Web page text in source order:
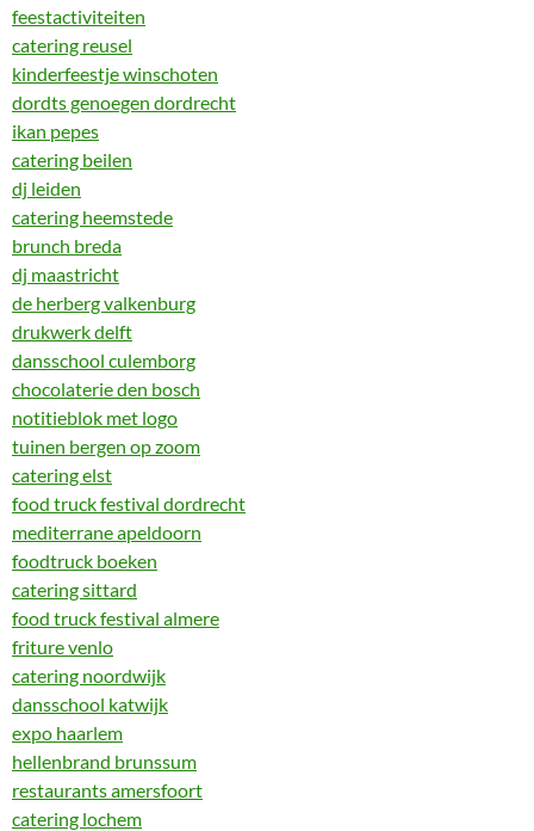
feestactiviteiten
catering reusel
kinderfeestje winschoten
dordts genoegen dordrecht
ikan pepes
catering beilen
dj leiden
catering heemstede
brunch breda
dj maastricht
de herberg valkenburg
drukwerk delft
dansschool culemborg
chocolaterie den bosch
notitieblok met logo
tuinen bergen op zoom
catering elst
food truck festival dordrecht
mediterrane apeldoorn
foodtruck boeken
catering sittard
food truck festival almere
friture venlo
catering noordwijk
dansschool katwijk
expo haarlem
hellenbrand brunssum
restaurants amersfoort
catering lochem